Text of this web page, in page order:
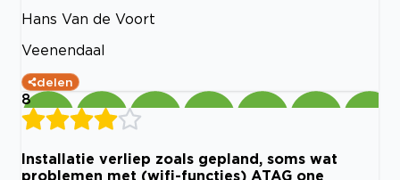
Hans Van de Voort
Veenendaal
delen
8
Installatie verliep zoals gepland, soms wat
problemen met (wifi-functies) ATAG one